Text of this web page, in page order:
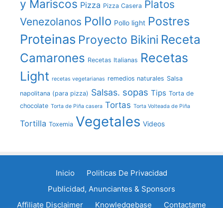
y Mariscos Pizza Pizza Casera Platos
Venezolanos Pollo Pollo light Postres
Proteinas Proyecto Bikini Receta
Camarones Recetas Italianas Recetas
Light recetas vegetarianas remedios naturales Salsa
napolitana (para pizza) Salsas. sopas Tips Torta de
chocolate Torta de Piña casera Tortas Torta Volteada de Piña
Tortilla Toxemia Vegetales Videos
Inicio
Politicas De Privacidad
Publicidad, Anunciantes & Sponsors
Affiliate Disclaimer
Knowledgebase Contactame